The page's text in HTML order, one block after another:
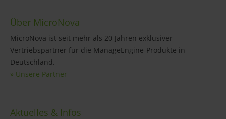
Über MicroNova
MicroNova ist seit mehr als 20 Jahren exklusiver
Vertriebspartner für die ManageEngine-Produkte in
Deutschland.
» Unsere Partner
Aktuelles & Infos